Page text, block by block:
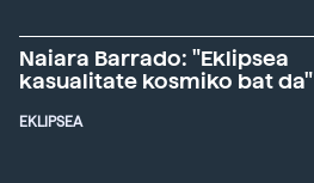
Naiara Barrado: "Eklipsea
kasualitate kosmiko bat da"
EKLIPSEA